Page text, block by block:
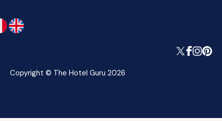
Copyright © The Hotel Guru 2026